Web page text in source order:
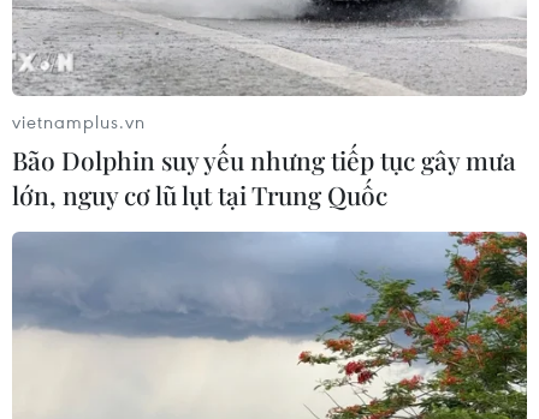
vietnamplus.vn
Bão Dolphin suy yếu nhưng tiếp tục gây mưa
lớn, nguy cơ lũ lụt tại Trung Quốc